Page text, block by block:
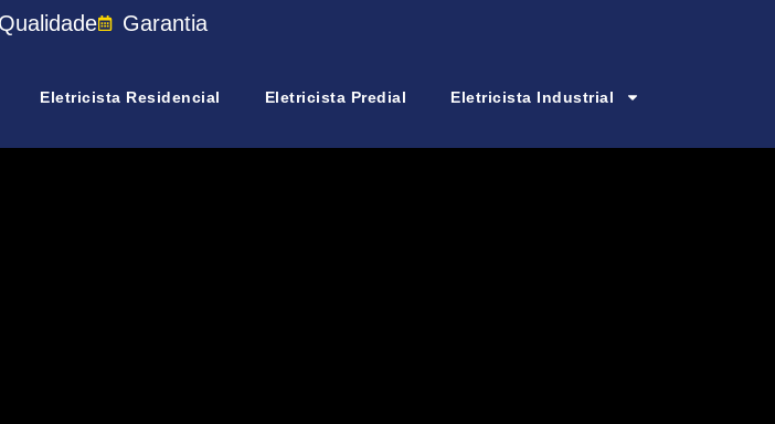
Qualidade Garantia
Eletricista Residencial Eletricista Predial Eletricista Industrial